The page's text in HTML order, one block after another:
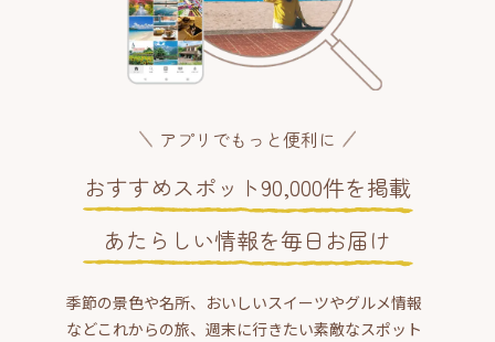
アプリでもっと便利に
おすすめスポット90,000件を掲載
あたらしい情報を毎日お届け
季節の景色や名所、おいしいスイーツやグルメ情報
などこれからの旅、週末に行きたい素敵なスポット